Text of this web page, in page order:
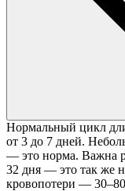
Нормальный цикл
от 3 до 7 дней.
— это норма. Важна
32 дня — это так же
кровопотери —